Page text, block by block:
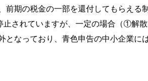
期の税金の一部を還付してもらえる
されていますが、一定の場合（①解
なっており、青色申告の中小企業に